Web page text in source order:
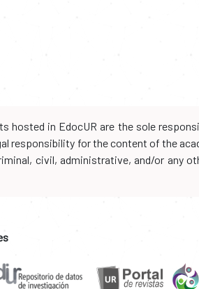
hosted in EdocUR are the sole
responsibility for the content of the
civil, administrative, and/or any